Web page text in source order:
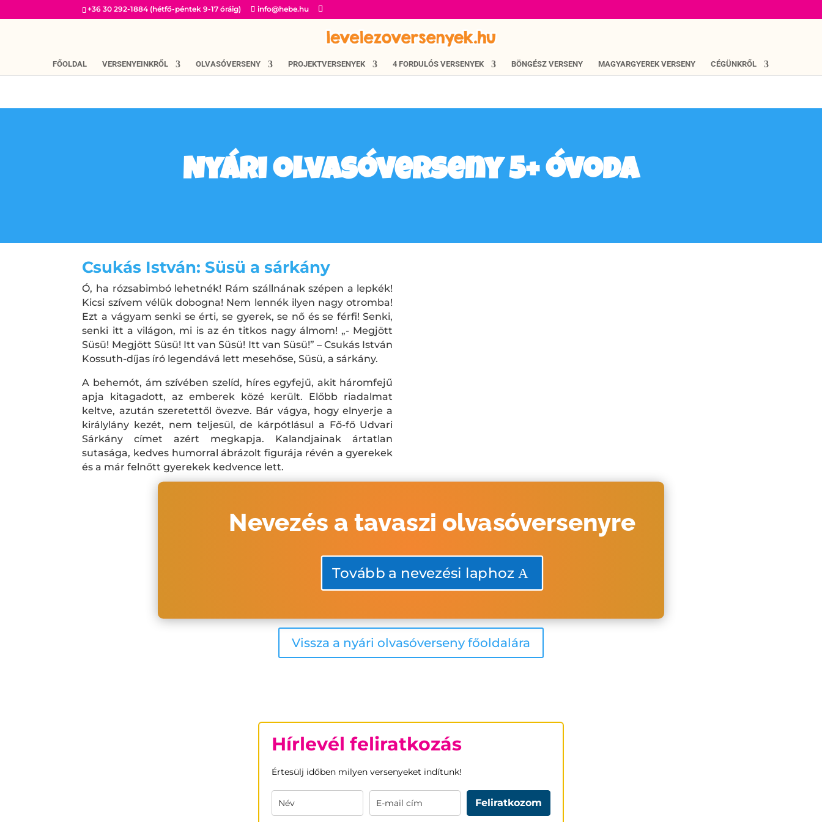
+36 30 292-1884 (hétfő-péntek 9-17 óráig) info@hebe.hu
FŐOLDAL VERSENYEINKRŐL OLVASÓVERSENY PROJEKTVERSENYEK 4 FORDULÓS VERSENYEK BÖNGÉSZ VERSENY MAGYARGYEREK VERSENY CÉGÜNKRŐL
Nyári olvasóverseny 5+ óvoda
Csukás István: Süsü a sárkány
Ó, ha rózsabimbó lehetnék! Rám szállnának szépen a lepkék!
Kicsi szívem vélük dobogna! Nem lennék ilyen nagy otromba!
Ezt a vágyam senki se érti, se gyerek, se nő és se férfi! Senki,
senki itt a világon, mi is az én titkos nagy álmom! „- Megjött
Süsü! Megjött Süsü! Itt van Süsü! Itt van Süsü!” – Csukás István
Kossuth-díjas író legendává lett mesehőse, Süsü, a sárkány.
A behemót, ám szívében szelíd, híres egyfejű, akit háromfejű
apja kitagadott, az emberek közé került. Előbb riadalmat
keltve, azután szeretettől övezve. Bár vágya, hogy elnyerje a
királylány kezét, nem teljesül, de kárpótlásul a Fő-fő Udvari
Sárkány címet azért megkapja. Kalandjainak ártatlan
sutasága, kedves humorral ábrázolt figurája révén a gyerekek
és a már felnőtt gyerekek kedvence lett.
Nevezés a tavaszi olvasóversenyre
Tovább a nevezési laphoz
Vissza a nyári olvasóverseny főoldalára
Hírlevél feliratkozás
Értesülj időben milyen versenyeket indítunk!
Feliratkozom